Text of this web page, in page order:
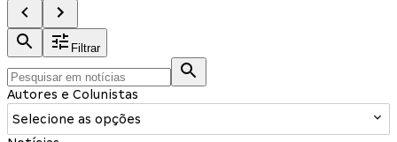
Filtrar
Autores e Colunistas
Selecione as opções